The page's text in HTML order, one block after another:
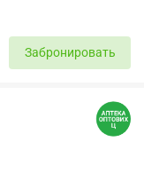
Забронировать